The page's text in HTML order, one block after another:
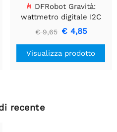
DFRobot Gravità:
wattmetro digitale I2C
€ 9,65 € 4,85
Visualizza prodotto
recente